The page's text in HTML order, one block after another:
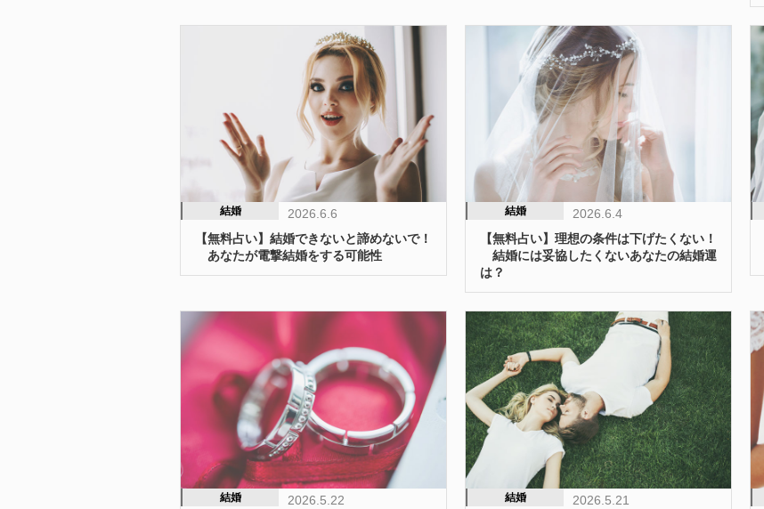
結婚
2026.6.6
【無料占い】結婚できないと諦めないで！
あなたが電撃結婚をする可能性
結婚
2026.6.4
【無料占い】理想の条件は下げたくない！
結婚には妥協したくないあなたの結婚運
は？
結婚
2026.5.22
結婚
2026.5.21